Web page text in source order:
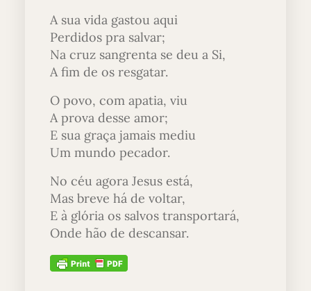
A sua vida gastou aqui
Perdidos pra salvar;
Na cruz sangrenta se deu a Si,
A fim de os resgatar.
O povo, com apatia, viu
A prova desse amor;
E sua graça jamais mediu
Um mundo pecador.
No céu agora Jesus está,
Mas breve há de voltar,
E à glória os salvos transportará,
Onde hão de descansar.